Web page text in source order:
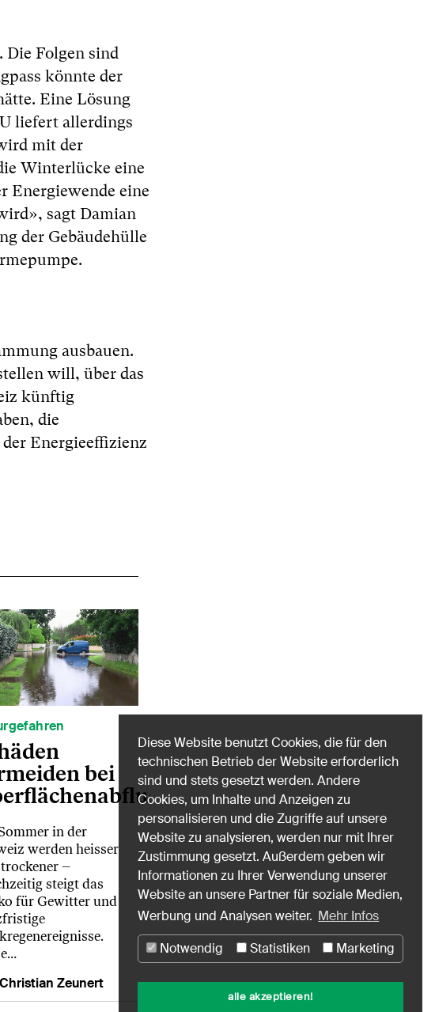
Die Folgen sind
könnte der
Eine Lösung
liefert allerdings
mit der
Winterlücke eine
Energiewende eine
sagt Damian
der Gebäudehülle
ausbauen.
will, über das
künftig
die
Energieeffizienz
bei
in der
werden heisser
–
steigt das
für Gewitter und
Zeunert
Diese Website benutzt Cookies, die für den
technischen Betrieb der Website erforderlich
sind und stets gesetzt werden. Andere
Cookies, um Inhalte und Anzeigen zu
personalisieren und die Zugriffe auf unsere
Website zu analysieren, werden nur mit Ihrer
Zustimmung gesetzt. Außerdem geben wir
Informationen zu Ihrer Verwendung unserer
Website an unsere Partner für soziale Medien,
Werbung und Analysen weiter. Mehr Infos
Notwendig
Statistiken Marketing
alle akzeptieren!